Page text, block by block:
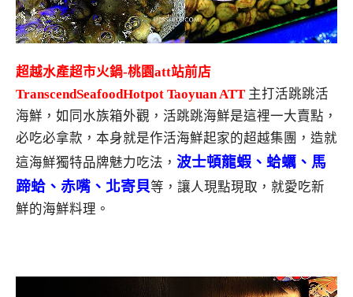
超越水產超市火鍋-桃園att站前店
TranscendSeafoodHotpot Taoyuan ATT 主打活跳跳活
海鮮，如同水族箱外觀，活跳跳海鮮是這裡一大賣點，
必吃必拿款，本身就是作活海鮮起家的超越集團，造就
這海鮮獨特品牌魅力吃法， 波士頓龍蝦、蛤蠣、馬
蹄蛤、赤嘴、北寄貝等，讓人現點現取，就愛吃新
鮮的海鮮料理。